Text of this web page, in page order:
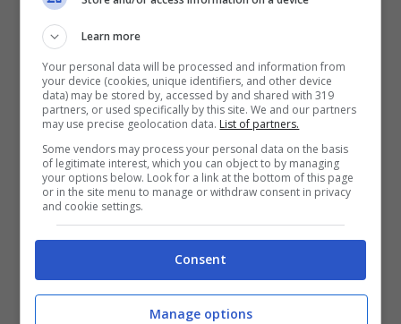
tempo e che fece molto scalpore. Di lei è
impossibile non ricordarsi come anche la
canzone che presentò in gara:
“Un’emozione da poco”diventata uno dei
suoi brani più belli di sempre.
È nello stesso anno che in gara, al Festival,
c’è un altro grande artista che non ha vinto,
si è fermato al terzo posto e che ha
Learn more
Your personal data will be processed and information from
your device (cookies, unique identifiers, and other device
data) may be stored by, accessed by and shared with 319
partners, or used specifically by this site. We and our partners
may use precise geolocation data. List of partners.
Some vendors may process your personal data on the basis
of legitimate interest, which you can object to by managing
your options below. Look for a link at the bottom of this page
or in the site menu to manage or withdraw consent in privacy
and cookie settings.
Consent
Manage options